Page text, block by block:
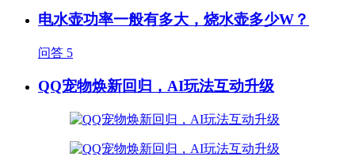
电水壶功率一般有多大，烧水壶多少W？
问答 5
QQ宠物焕新回归，AI玩法互动升级